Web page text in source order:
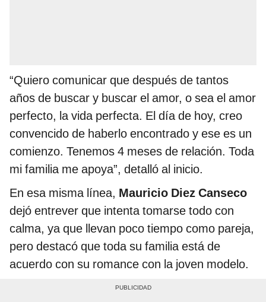
“Quiero comunicar que después de tantos
años de buscar y buscar el amor, o sea el amor
perfecto, la vida perfecta. El día de hoy, creo
convencido de haberlo encontrado y ese es un
comienzo. Tenemos 4 meses de relación. Toda
mi familia me apoya”, detalló al inicio.
En esa misma línea, Mauricio Diez Canseco
dejó entrever que intenta tomarse todo con
calma, ya que llevan poco tiempo como pareja,
pero destacó que toda su familia está de
acuerdo con su romance con la joven modelo.